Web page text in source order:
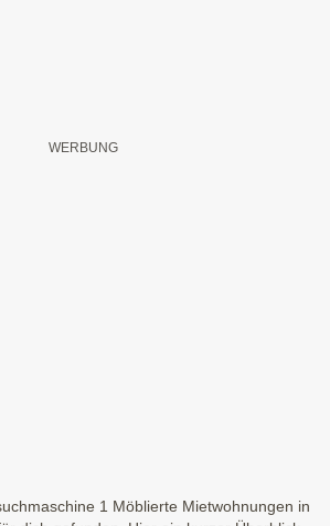
1 Möblierte Mietwohnungen in